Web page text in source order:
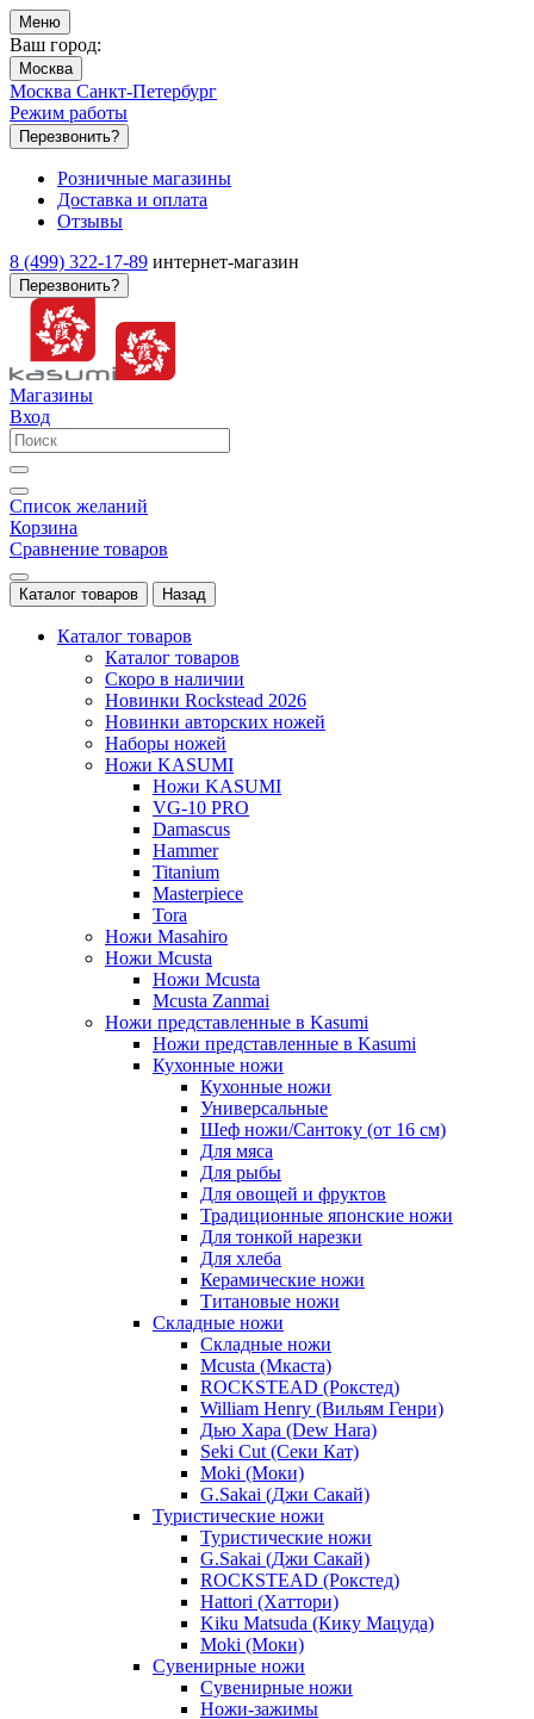
Меню
Ваш город:
Москва
Москва Санкт-Петербург
Режим работы
Перезвонить?
Розничные магазины
Доставка и оплата
Отзывы
8 (499) 322-17-89 интернет-магазин
Перезвонить?
Магазины
Вход
Список желаний
Корзина
Сравнение товаров
Каталог товаров Назад
Каталог товаров
Каталог товаров
Скоро в наличии
Новинки Rockstead 2026
Новинки авторских ножей
Наборы ножей
Ножи KASUMI
Ножи KASUMI
VG-10 PRO
Damascus
Hammer
Titanium
Masterpiece
Tora
Ножи Masahiro
Ножи Mcusta
Ножи Mcusta
Mcusta Zanmai
Ножи представленные в Kasumi
Ножи представленные в Kasumi
Кухонные ножи
Кухонные ножи
Универсальные
Шеф ножи/Сантоку (от 16 см)
Для мяса
Для рыбы
Для овощей и фруктов
Традиционные японские ножи
Для тонкой нарезки
Для хлеба
Керамические ножи
Титановые ножи
Складные ножи
Складные ножи
Mcusta (Мкаста)
ROCKSTEAD (Рокстед)
William Henry (Вильям Генри)
Дью Хара (Dew Hara)
Seki Cut (Секи Кат)
Moki (Моки)
G.Sakai (Джи Сакай)
Туристические ножи
Туристические ножи
G.Sakai (Джи Сакай)
ROCKSTEAD (Рокстед)
Hattori (Хаттори)
Kiku Matsuda (Кику Мацуда)
Moki (Моки)
Сувенирные ножи
Сувенирные ножи
Ножи-зажимы